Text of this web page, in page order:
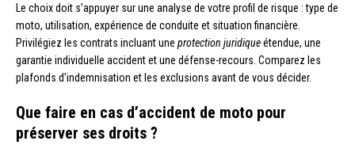
Le choix doit s’appuyer sur une analyse de votre profil de risque : type de
moto, utilisation, expérience de conduite et situation financière.
Privilégiez les contrats incluant une protection juridiqueétendue, une
garantie individuelle accident et une défense-recours. Comparez les
plafonds d’indemnisation et les exclusions avant de vous décider.
Que faire en cas d’accident de moto pour
préserver ses droits ?